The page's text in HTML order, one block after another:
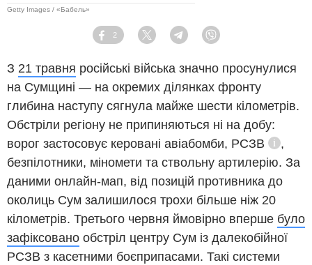
Getty Images / «Бабель»
Facebook
2
Twitter TelegramViber
З 21 травня російські війська значно просунулися
на Сумщині — на окремих ділянках фронту
глибина наступу сягнула майже шести кілометрів.
Обстріли регіону не припиняються ні на добу:
ворог застосовує керовані авіабомби, РСЗВ
,
безпілотники, міномети та ствольну артилерію. За
даними онлайн-мап, від позицій противника до
околиць Сум залишилося трохи більше ніж 20
кілометрів. Третього червня ймовірно вперше було
зафіксовано обстріл центру Сум із далекобійної
РСЗВ з касетними боєприпасами. Такі системи